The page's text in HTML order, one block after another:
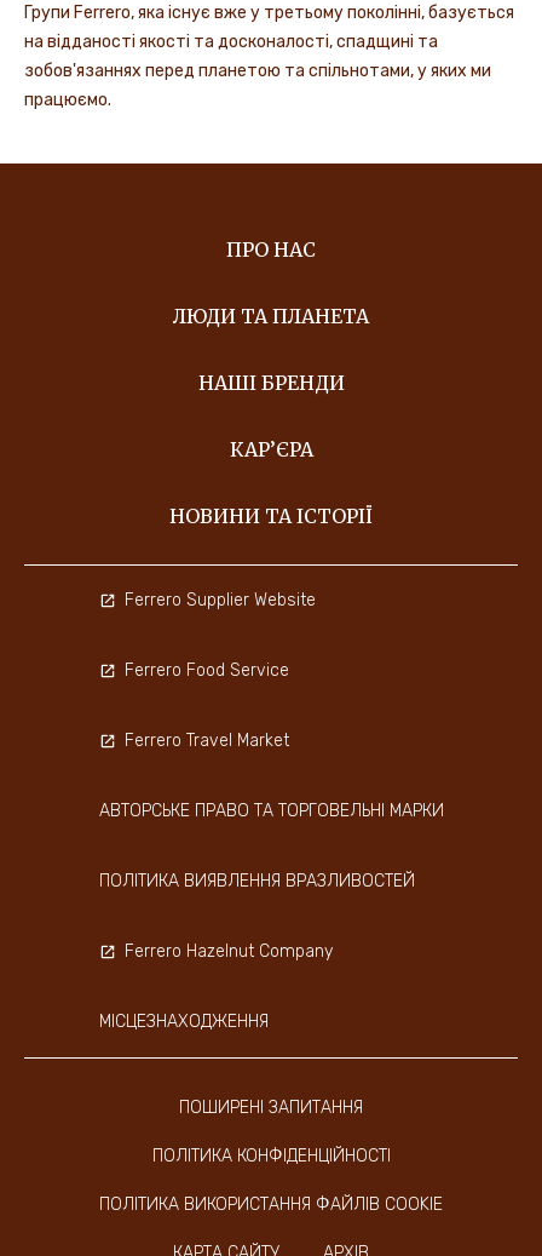
Групи Ferrero, яка існує вже у третьому поколінні, базується
на відданості якості та досконалості, спадщині та
зобов'язаннях перед планетою та спільнотами, у яких ми
працюємо.
ПРО НАС
ЛЮДИ ТА ПЛАНЕТА
НАШІ БРЕНДИ
КАР’ЄРА
НОВИНИ ТА ІСТОРІЇ
ПОШИРЕНІ ЗАПИТАННЯ
ПОЛІТИКА КОНФІДЕНЦІЙНОСТІ
ПОЛІТИКА ВИКОРИСТАННЯ ФАЙЛІВ COOKIE
Ferrero Supplier Website
Ferrero Food Service
Ferrero Travel Market
АВТОРСЬКЕ ПРАВО ТА ТОРГОВЕЛЬНІ МАРКИ
ПОЛІТИКА ВИЯВЛЕННЯ ВРАЗЛИВОСТЕЙ
Ferrero Hazelnut Company
МІСЦЕЗНАХОДЖЕННЯ